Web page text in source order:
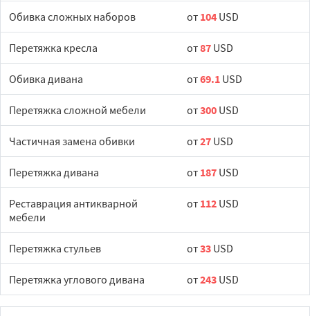
Обивка сложных наборов от 104 USD
Перетяжка кресла от87 USD
Обивка дивана от69.1 USD
Перетяжка сложной мебели от300 USD
Частичная замена обивки от27 USD
Перетяжка дивана от 187 USD
Реставрация антикварной
мебели
от 112 USD
Перетяжка стульев от33 USD
Перетяжка углового дивана от243 USD